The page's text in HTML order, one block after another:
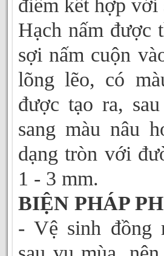
điểm kết hợp với
Hạch nấm được
sợi nấm cuộn
lõng lẽo, có
được tạo ra,
sang màu nâu
dạng tròn với
1 - 3 mm.
BIỆN PHÁP
- Vệ sinh đồng